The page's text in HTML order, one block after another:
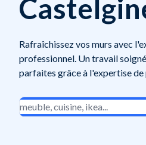
Rafraîchissez vos murs avec
professionnel. Un travail
parfaites grâce à l'expertise de